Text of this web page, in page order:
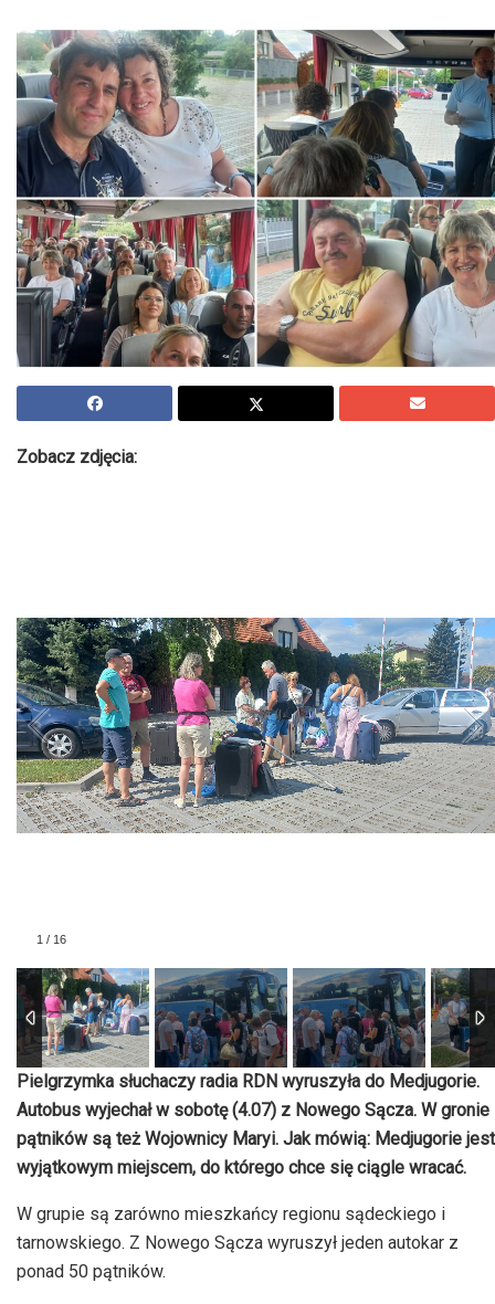
Zobacz zdjęcia:
1 / 16
Pielgrzymka słuchaczy radia RDN wyruszyła do Medjugorie.
Autobus wyjechał w sobotę (4.07) z Nowego Sącza. W gronie
pątników są też Wojownicy Maryi. Jak mówią: Medjugorie jest
wyjątkowym miejscem, do którego chce się ciągle wracać.
W grupie są zarówno mieszkańcy regionu sądeckiego i
tarnowskiego. Z Nowego Sącza wyruszył jeden autokar z
ponad 50 pątników.